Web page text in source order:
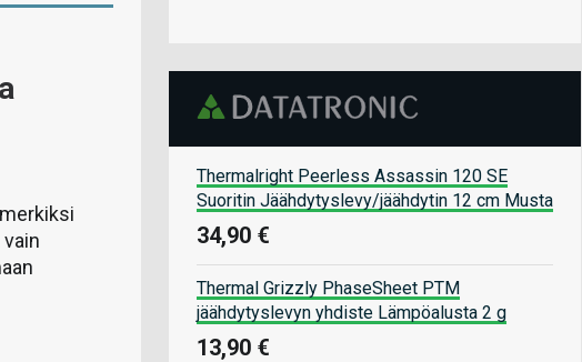
Thermalright Peerless Assassin 120 SE
Suoritin Jäähdytyslevy/jäähdytin 12 cm Musta
34,90 €
Thermal Grizzly PhaseSheet PTM
jäähdytyslevyn yhdiste Lämpöalusta 2 g
13,90 €